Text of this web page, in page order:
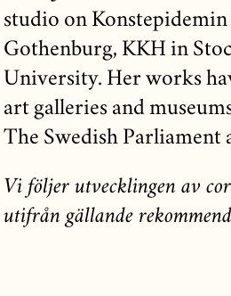
studio on
Gothenburg, KKH in
University. Her works
art galleries and
The Swedish Parliament
Vi följer utvecklingen av
utifrån gällande